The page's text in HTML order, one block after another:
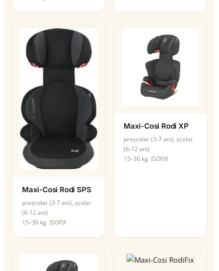
Maxi-Cosi Rodi SPS
preșcolar (3-7 ani), școlar
(6-12 ani)
15–36 kg ISOFIX
Maxi-Cosi Rodi XP
preșcolar (3-7 ani), școlar
(6-12 ani)
15–36 kg ISOFIX